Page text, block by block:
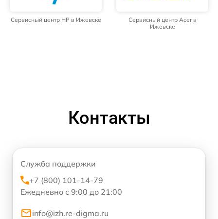
Сервисный центр HP в Ижевске
Сервисный центр Acer в
Ижевске
Контакты
Служба поддержки
+7 (800) 101-14-79
Ежедневно с 9:00 до 21:00
info@izh.re-digma.ru